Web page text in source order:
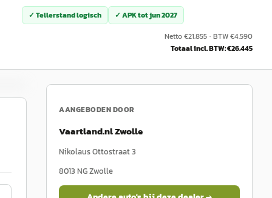
✓ Tellerstand logisch ✓ APK totjun 2027
Netto €21.855 · BTW €4.590
Totaal incl. BTW: €26.445
AANGEBODEN DOOR
Vaartland.nl Zwolle
Nikolaus Ottostraat 3
8013 NGZwolle